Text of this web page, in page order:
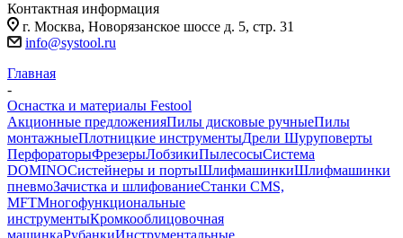
Контактная информация
г. Москва, Новорязанское шоссе д. 5, стр. 31
info@systool.ru
Главная
-
Оснастка и материалы Festool
Акционные предложенияПилы дисковые ручныеПилы
монтажныеПлотницкие инструментыДрели Шуруповерты
ПерфораторыФрезерыЛобзикиПылесосыСистема
DOMINOСистейнеры и портыШлифмашинкиШлифмашинки
пневмоЗачистка и шлифованиеСтанки CMS,
MFTМногофункциональные
инструментыКромкооблицовочная
машинкаРубанкиИнструментальные